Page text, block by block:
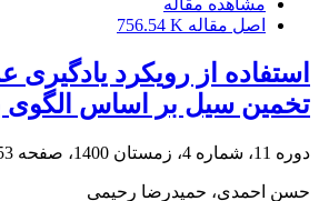
مشاهده مقاله
اصل مقاله 756.54 K
استفاده از رویکرد یادگیری
تخمین سیل بر اساس
دوره 11، شماره 4، زمستان 1400، صفحه
حسن احمدی، حمیدرضا رحیمی